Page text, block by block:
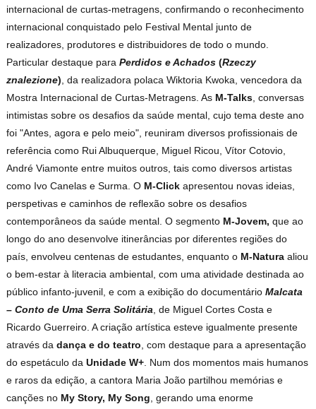
internacional de curtas-metragens, confirmando o reconhecimento
internacional conquistado pelo Festival Mental junto de
realizadores, produtores e distribuidores de todo o mundo.
Particular destaque paraPerdidos e Achados (Rzeczy
znalezione), da realizadora polaca Wiktoria Kwoka, vencedora da
Mostra Internacional de Curtas-Metragens. As M-Talks, conversas
intimistas sobre os desafios da saúde mental, cujo tema deste ano
foi "Antes, agora e pelo meio", reuniram diversos profissionais de
referência como Rui Albuquerque, Miguel Ricou, Vítor Cotovio,
André Viamonte entre muitos outros, tais como diversos artistas
como Ivo Canelas e Surma. O M-Click apresentou novas ideias,
perspetivas e caminhos de reflexão sobre os desafios
contemporâneos da saúde mental. O segmento M-Jovem, que ao
longo do ano desenvolve itinerâncias por diferentes regiões do
país, envolveu centenas de estudantes, enquanto o M-Natura aliou
o bem-estar à literacia ambiental, com uma atividade destinada ao
público infanto-juvenil, e com a exibição do documentárioMalcata
– Conto de Uma Serra Solitária, de Miguel Cortes Costa e
Ricardo Guerreiro. A criação artística esteve igualmente presente
através dadança e do teatro, com destaque para a apresentação
do espetáculo daUnidade W+. Num dos momentos mais humanos
e raros da edição, a cantora Maria João partilhou memórias e
canções no My Story, My Song, gerando uma enorme